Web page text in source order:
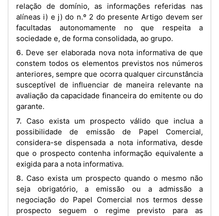
relação de domínio, as informações referidas nas
alíneas i) e j) do n.º 2 do presente Artigo devem ser
facultadas autonomamente no que respeita a
sociedade e, de forma consolidada, ao grupo.
6. Deve ser elaborada nova nota informativa de que
constem todos os elementos previstos nos números
anteriores, sempre que ocorra qualquer circunstância
susceptível de influenciar de maneira relevante na
avaliação da capacidade financeira do emitente ou do
garante.
7. Caso exista um prospecto válido que inclua a
possibilidade de emissão de Papel Comercial,
considera-se dispensada a nota informativa, desde
que o prospecto contenha informação equivalente a
exigida para a nota informativa.
8. Caso exista um prospecto quando o mesmo não
seja obrigatório, a emissão ou a admissão a
negociação do Papel Comercial nos termos desse
prospecto seguem o regime previsto para as